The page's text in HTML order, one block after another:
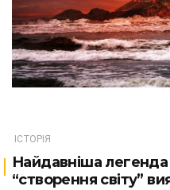
ІСТОРІЯ
Найдавніша легенда
“створення світу”